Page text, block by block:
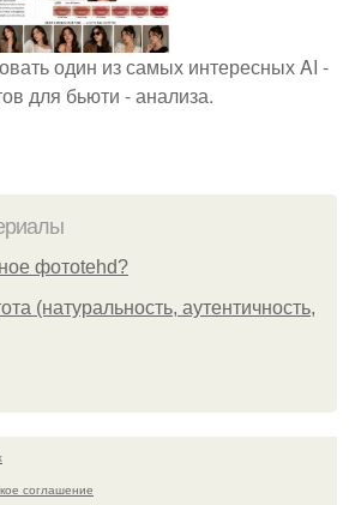
один из самых интересных AI -
для бьюти - анализа.
фотоtehd?
(натуральность, аутентичность,
соглашение